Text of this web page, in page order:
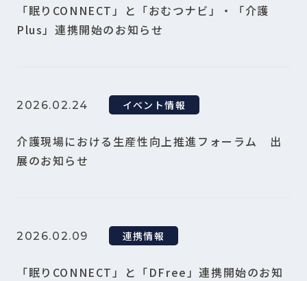
「眠りCONNECT」と「おむつナビ」・「介護
Plus」連携開始のお知らせ
2026.02.24 イベント情報
介護現場における生産性向上推進フォーラム 出
展のお知らせ
2026.02.09 連携情報
「眠りCONNECT」と「DFree」連携開始のお知